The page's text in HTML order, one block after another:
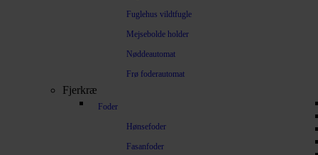
Fuglehus vildtfugle
Mejsebolde holder
Nøddeautomat
Frø foderautomat
Fjerkræ
Foder
Hønsefoder
Fasanfoder